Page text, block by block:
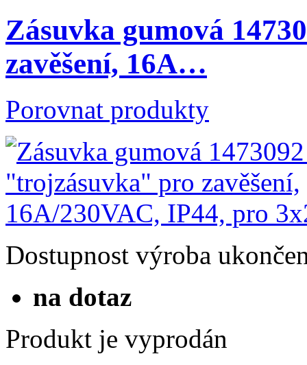
Zásuvka gumová
zavěšení, 16A…
Porovnat produkty
Dostupnost výroba
na dotaz
Produkt je vyprodán